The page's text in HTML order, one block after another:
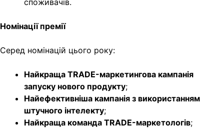
споживачів.
Номінації премії
Серед номінацій цього року:
Найкраща TRADE-маркетингова кампанія
запуску нового продукту;
Найефективніша кампанія з використанням
штучного інтелекту;
Найкраща команда TRADE-маркетологів;